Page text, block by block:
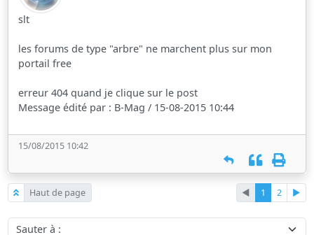
slt
les forums de type "arbre" ne marchent plus sur mon
portail free
erreur 404 quand je clique sur le post
Message édité par : B-Mag / 15-08-2015 10:44
15/08/2015 10:42
Haut de page ◄ 1 2 ►
Sauter à :